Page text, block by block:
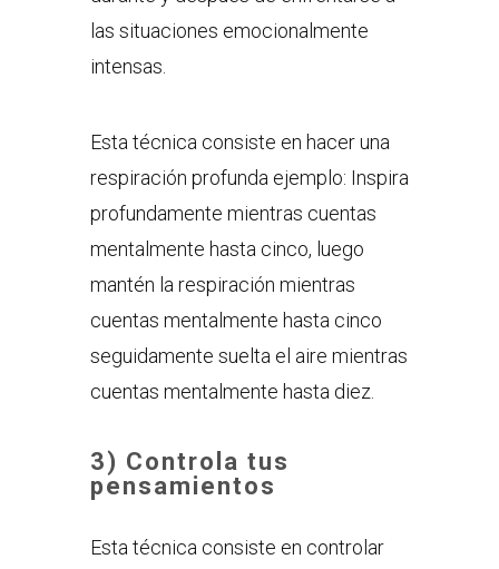
las situaciones emocionalmente
intensas.
Esta técnica consiste en hacer una
respiración profunda ejemplo: Inspira
profundamente mientras cuentas
mentalmente hasta cinco, luego
mantén la respiración mientras
cuentas mentalmente hasta cinco
seguidamente suelta el aire mientras
cuentas mentalmente hasta diez.
3) Controla tus
pensamientos
Esta técnica consiste en controlar